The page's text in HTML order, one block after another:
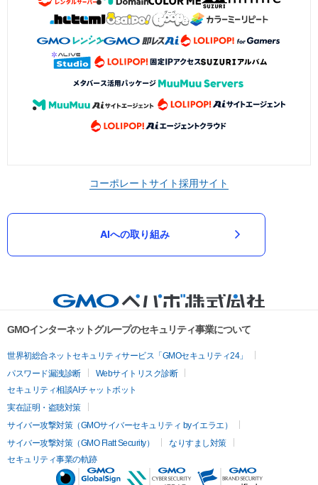
コーポレートサイト採用サイト
AIへの取り組み
GMOインターネットグループのセキュリティ事業について
世界初総合ネットセキュリティサービス「GMOセキュリティ24」
パスワード漏洩診断
Webサイトリスク診断
セキュリティ相談AIチャットボット
実在証明・盗聴対策
サイバー攻撃対策（GMOサイバーセキュリティ byイエラエ）
サイバー攻撃対策（GMO Flatt Security）
なりすまし対策
セキュリティ事業の軌跡